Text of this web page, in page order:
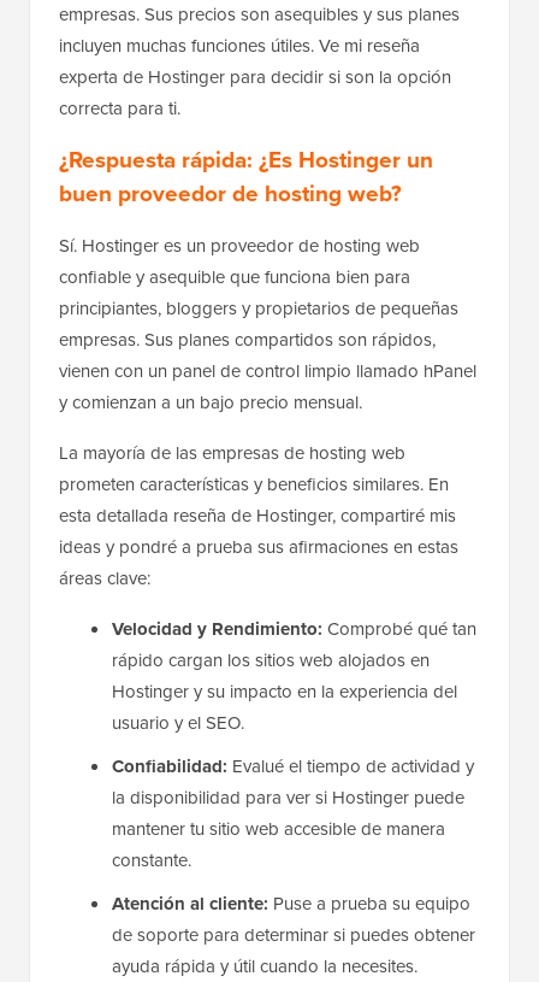
empresas. Sus precios son asequibles y sus planes
incluyen muchas funciones útiles. Ve mi reseña
experta de Hostinger para decidir si son la opción
correcta para ti.
¿Respuesta rápida: ¿Es Hostinger un
buen proveedor de hosting web?
Sí. Hostinger es un proveedor de hosting web
confiable y asequible que funciona bien para
principiantes, bloggers y propietarios de pequeñas
empresas. Sus planes compartidos son rápidos,
vienen con un panel de control limpio llamado hPanel
y comienzan a un bajo precio mensual.
La mayoría de las empresas de hosting web
prometen características y beneficios similares. En
esta detallada reseña de Hostinger, compartiré mis
ideas y pondré a prueba sus afirmaciones en estas
áreas clave:
Velocidad y Rendimiento: Comprobé qué tan
rápido cargan los sitios web alojados en
Hostinger y su impacto en la experiencia del
usuario y el SEO.
Confiabilidad: Evalué el tiempo de actividad y
la disponibilidad para ver si Hostinger puede
mantener tu sitio web accesible de manera
constante.
Atención al cliente: Puse a prueba su equipo
de soporte para determinar si puedes obtener
ayuda rápida y útil cuando la necesites.